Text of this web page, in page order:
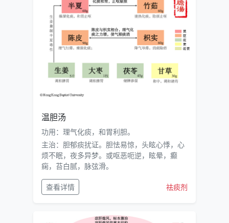
温胆汤
功用：理气化痰，和胃利胆。
主治：胆郁痰扰证。胆怯易惊，头眩心悸，心
烦不眠，夜多异梦。或呕恶呃逆，眩晕，癫
痫，苔白腻，脉弦滑。
查看详情 祛痰剂